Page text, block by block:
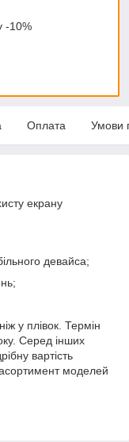
-10%
Оплата Умови
екрану
девайса;
у плівок. Термін
Серед інших
вартість
моделей